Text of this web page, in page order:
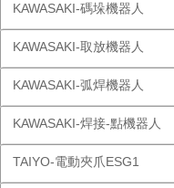
KAWASAKI-碼垛機器人
KAWASAKI-取放機器人
KAWASAKI-弧焊機器人
KAWASAKI-焊接-點機器人
TAIYO-電動夾爪ESG1